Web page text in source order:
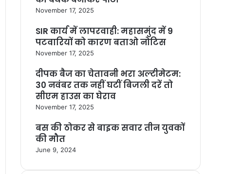
November 17, 2025
SIR कार्य में लापरवाही: महासमुंद में 9
पटवारियों को कारण बताओ नोटिस
November 17, 2025
दीपक बैज का चेतावनी भरा अल्टीमेटम:
30 नवंबर तक नहीं घटीं बिजली दरें तो
सीएम हाउस का घेराव
November 17, 2025
बस की ठोकर से बाइक सवार तीन युवकों
की मौत
June 9, 2024